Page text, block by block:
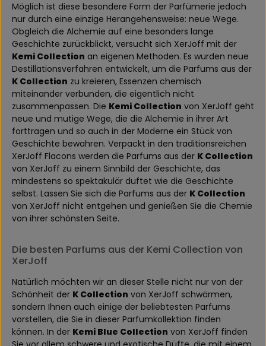
Möglich ist diese besondere Form der Parfümerie jedoch
nur durch eine einzige Herangehensweise: neue Wege.
Obgleich die Alchemie auf eine besonders lange
Geschichte zurückblickt, versucht sich XerJoff mit der
Kemi Collection an eigenen Methoden. Es wurden neue
Destillationsverfahren entwickelt, um die Parfums aus der
K Collection zu kreieren, Essenzen chemisch
miteinander verbunden, die eigentlich nicht
zusammenpassen. Die Kemi Collection von XerJoff geht
neue und mutige Wege, die die Alchemie in ihrer Art
forttragen und so auch in der Moderne ein Stück von
Geschichte bewahren. Verpackt in den traditionsreichen
XerJoff Flacons werden die Parfums aus der K Collection
von XerJoff zu einem Sinnbild der Geschichte, das
mindestens so spektakulär duftet wie die Geschichte
selbst. Lassen Sie sich die Parfums aus der K Collection
von XerJoff nicht entgehen und genießen Sie die Chemie
von ihrer schönsten Seite.
Die besten Parfums aus der Kemi Collection von
XerJoff
Natürlich möchten wir an dieser Stelle nicht nur von der
Schönheit der K Collection von XerJoff schwärmen,
sondern Ihnen auch einige der beliebtesten Parfums
vorstellen, die Sie in dieser Parfumkollektion finden
können. In der Kemi Blue Collection von XerJoff finden